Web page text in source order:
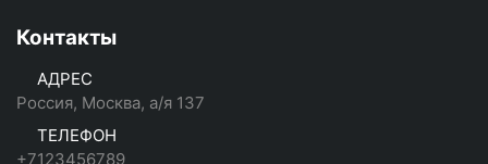
Контакты
АДРЕС
Россия, Москва, а/я 137
ТЕЛЕФОН
+7123456789